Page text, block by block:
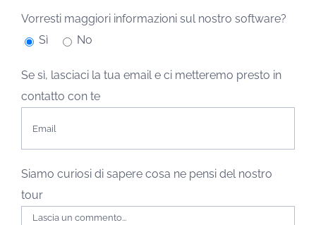
Vorresti maggiori informazioni sul nostro software?
Sì
No
Se sì, lasciaci la tua email e ci metteremo presto in
contatto con te
Siamo curiosi di sapere cosa ne pensi del nostro
tour